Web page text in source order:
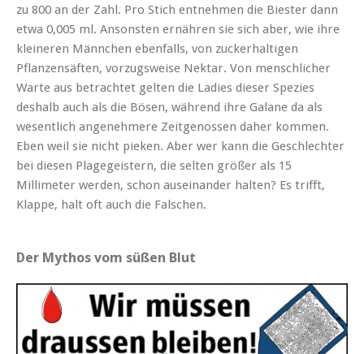
zu 800 an der Zahl. Pro Stich entnehmen die Biester dann
etwa 0,005 ml. Ansonsten ernähren sie sich aber, wie ihre
kleineren Männchen ebenfalls, von zuckerhaltigen
Pflanzensäften, vorzugsweise Nektar. Von menschlicher
Warte aus betrachtet gelten die Ladies dieser Spezies
deshalb auch als die Bösen, während ihre Galane da als
wesentlich angenehmere Zeitgenossen daher kommen.
Eben weil sie nicht pieken. Aber wer kann die Geschlechter
bei diesen Plagegeistern, die selten größer als 15
Millimeter werden, schon auseinander halten? Es trifft,
Klappe, halt oft auch die Falschen.
Der Mythos vom süßen Blut